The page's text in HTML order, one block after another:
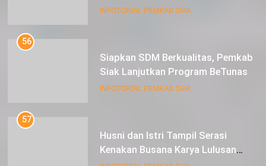
Usman
INFOTORIAL PEMKAB SIAK
56
Siapkan SDM Berkualitas, Pemkab
Siak Lanjutkan Program BeTunas
INFOTORIAL PEMKAB SIAK
57
Husni dan Istri Tampil Serasi
Kenakan Busana Karya Lulusan
SMK Pariwisata Siak, di Lancang